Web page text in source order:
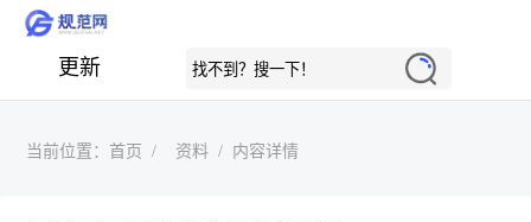
更新
当前位置： 首页 资料 内容详情